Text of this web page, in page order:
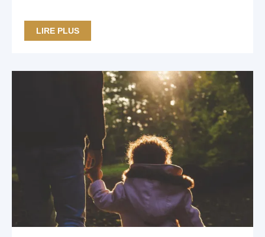
LIRE PLUS